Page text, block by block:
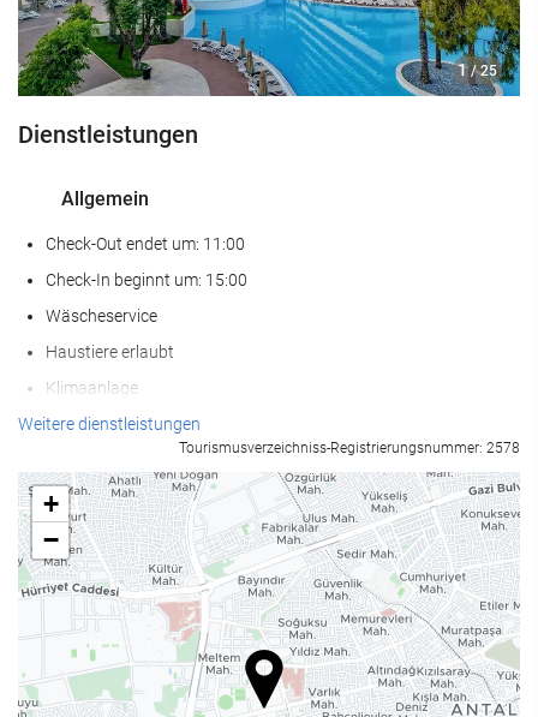
1 / 25
Dienstleistungen
Allgemein
Check-Out endet um: 11:00
Check-In beginnt um: 15:00
Wäscheservice
Haustiere erlaubt
Klimaanlage
Heizung
Am Strand
Zugang für Personen mit eingeschränkter Mobilität
Nichtraucher-Räume
Raucherbereich
Schallisolierte Zimmer
Wellness
Weitere dienstleistungen
Tourismusverzeichniss-Registrierungsnummer: 2578
+
−